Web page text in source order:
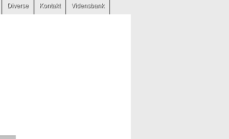
Diverse Kontakt Vidensbank